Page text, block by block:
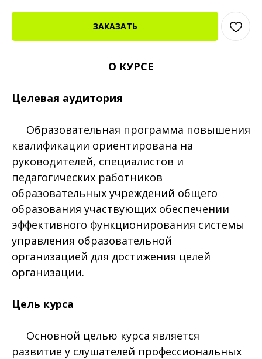
ЗАКАЗАТЬ
О КУРСЕ
Целевая аудитория
Образовательная программа повышения
квалификации ориентирована на
руководителей, специалистов и
педагогических работников
образовательных учреждений общего
образования участвующих обеспечении
эффективного функционирования системы
управления образовательной
организацией для достижения целей
организации.
Цель курса
Основной целью курса является
развитие у слушателей профессиональных